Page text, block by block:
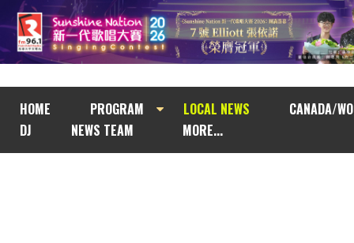
HOME PROGRAM LOCAL NEWS
CANADA/
DJ
NEWS TEAM MORE...